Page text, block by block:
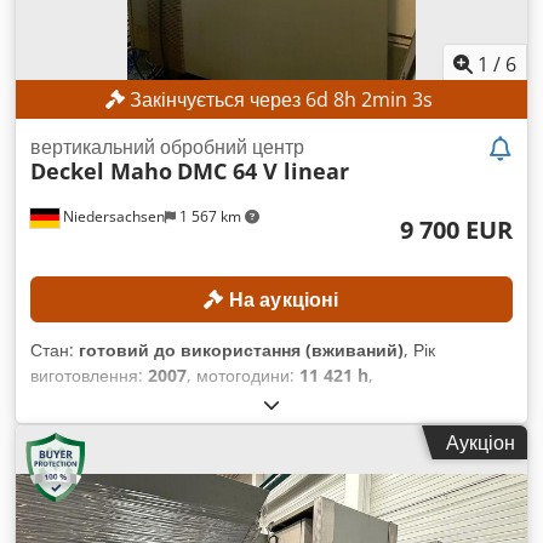
1 / 6
Закінчується через 6d 8h 2min 1s
Niedersachsen 1 567 km
вертикальний обробний центр
Deckel Maho DMC 64 V linear
9 700 EUR
На аукціоні
Стан: готовий до використання (вживаний), Рік
виготовлення: 2007, мотогодини: 11 421 h,
повністю працездатний
машини/транспортного засобу:29100009074, відстань
переміщення по осі X:
, відстань переміщення по осі
Y:600 мм, відстань переміщення осі Z: 500 мм,
максимальний діаметр заготовки:140 мм, максимальна
швидкість шпинделя:16 000 об/хв, кількість слотів у
Аукціон